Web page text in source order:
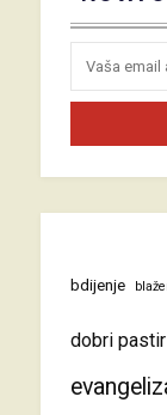
bdijenje
dobri pastir